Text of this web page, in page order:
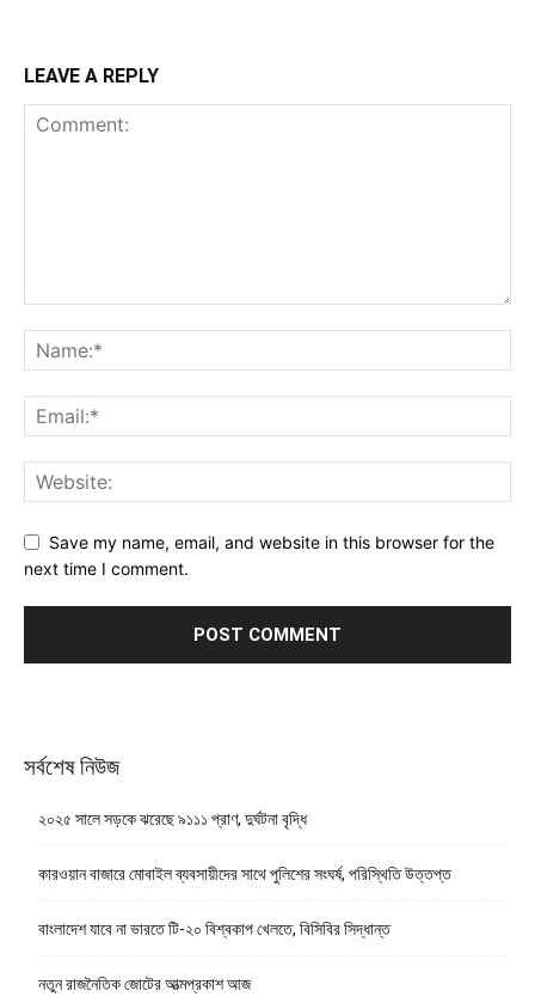
LEAVE A REPLY
Save my name, email, and website in this browser for the
next time I comment.
সর্বশেষ নিউজ
২০২৫ সালে সড়কে ঝরেছে ৯১১১ প্রাণ, দুর্ঘটনা বৃদ্ধি
কারওয়ান বাজারে মোবাইল ব্যবসায়ীদের সাথে পুলিশের সংঘর্ষ, পরিস্থিতি উত্তপ্ত
বাংলাদেশ যাবে না ভারতে টি-২০ বিশ্বকাপ খেলতে, বিসিবির সিদ্ধান্ত
নতুন রাজনৈতিক জোটের আত্মপ্রকাশ আজ